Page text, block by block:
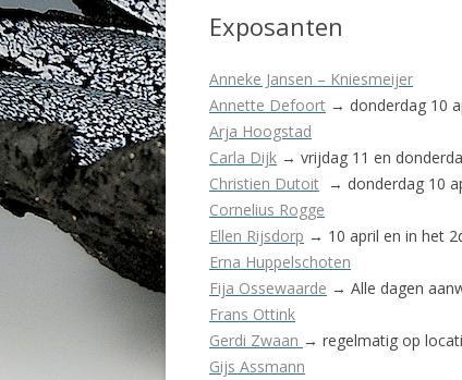
Exposanten
Anneke Jansen – Kniesmeijer
Annette Defoort → donderdag 10
Arja Hoogstad
Carla Dijk → vrijdag 11 en
Christien Dutoit → donderdag 10
Cornelius Rogge
Ellen Rijsdorp → 10 april en in het
Erna Huppelschoten
Fija Ossewaarde → Alle dagen
Frans Ottink
Gerdi Zwaan → regelmatig op
Gijs Assmann